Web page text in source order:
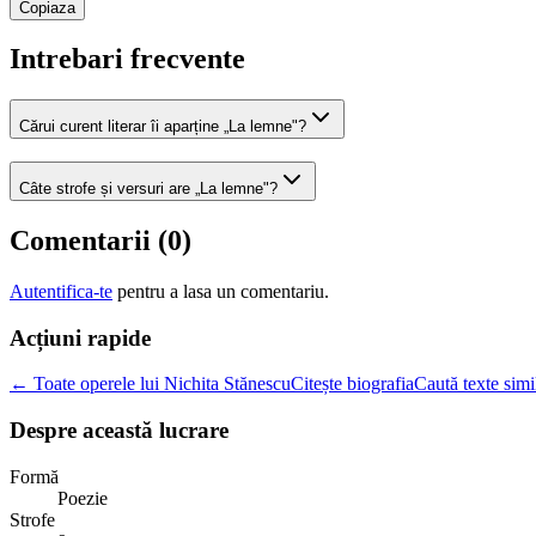
Copiaza
Intrebari frecvente
Cărui curent literar îi aparține „La lemne"?
Câte strofe și versuri are „La lemne"?
Comentarii (0)
Autentifica-te pentru a lasa un comentariu.
Acțiuni rapide
← Toate operele lui Nichita StănescuCitește biografiaCaută texte
Despre această lucrare
Formă
Poezie
Strofe